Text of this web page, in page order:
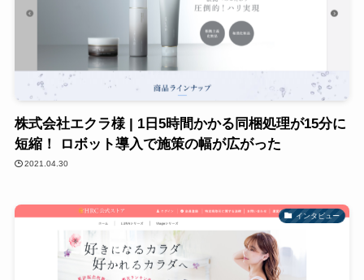
株式会社エクラ様 | 1日5時間かかる同梱処理が15分に
短縮！ ロボット導入で施策の幅が広がった
2021.04.30
インタビュー